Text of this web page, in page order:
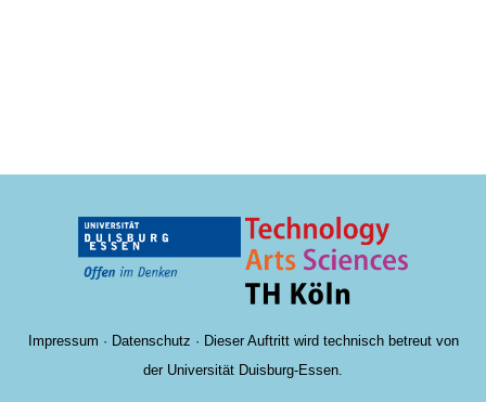
Impressum · Datenschutz · Dieser Auftritt wird technisch betreut von
der Universität Duisburg-Essen.